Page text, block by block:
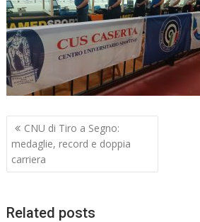
Navigazione
articoli
CNU di Tiro a Segno:
medaglie, record e doppia
carriera
Related posts